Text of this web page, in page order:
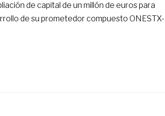
de capital de un millón de euros para
de su prometedor compuesto ONESTX-